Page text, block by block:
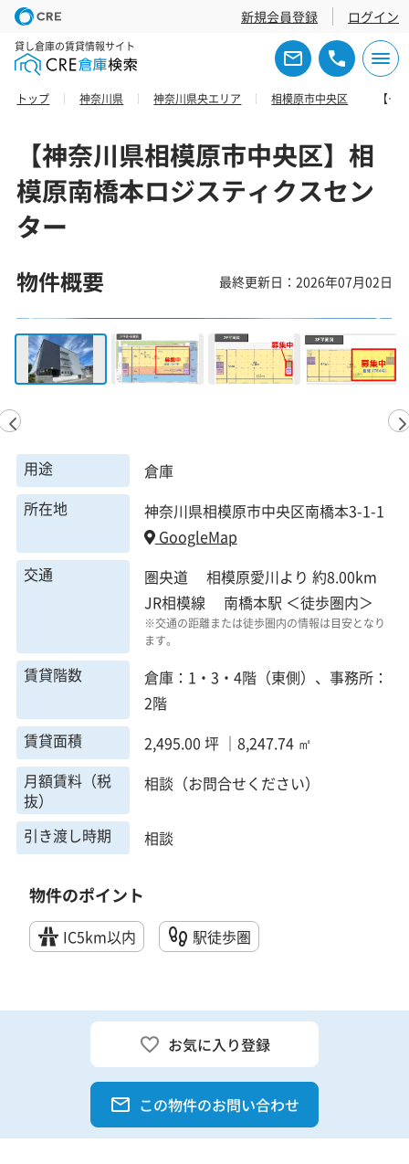
新規会員登録 ログイン
貸し倉庫の賃貸情報サイト
トップ 神奈川県 神奈川県央エリア 相模原市中央区 【神奈川県相模原市中央区】相模原南橋本ロジスティクスセンター
【神奈川県相模原市中央区】相
模原南橋本ロジスティクスセン
ター
物件概要 最終更新日：2026年07月02日
用途
倉庫
所在地
神奈川県相模原市中央区南橋本3-1-1
GoogleMap
交通
圏央道 相模原愛川より 約8.00km
JR相模線 南橋本駅 ＜徒歩圏内＞
※交通の距離または徒歩圏内の情報は目安となり
ます。
賃貸階数
倉庫：1・3・4階（東側）、事務所：
2階
賃貸面積
2,495.00 坪 ｜8,247.74 ㎡
月額賃料（税
抜）
相談（お問合せください）
引き渡し時期 相談
物件のポイント
IC5km以内 駅徒歩圏
お気に入り登録
この物件のお問い合わせ